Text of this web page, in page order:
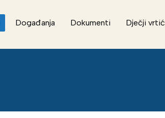
Događanja Dokumenti Dječji vrtić